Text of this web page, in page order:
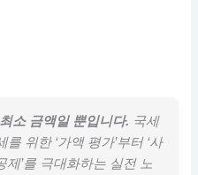
소 금액일 뿐입니다. 국세
위한 ‘가액 평가’부터 ‘사
제’를 극대화하는 실전 노